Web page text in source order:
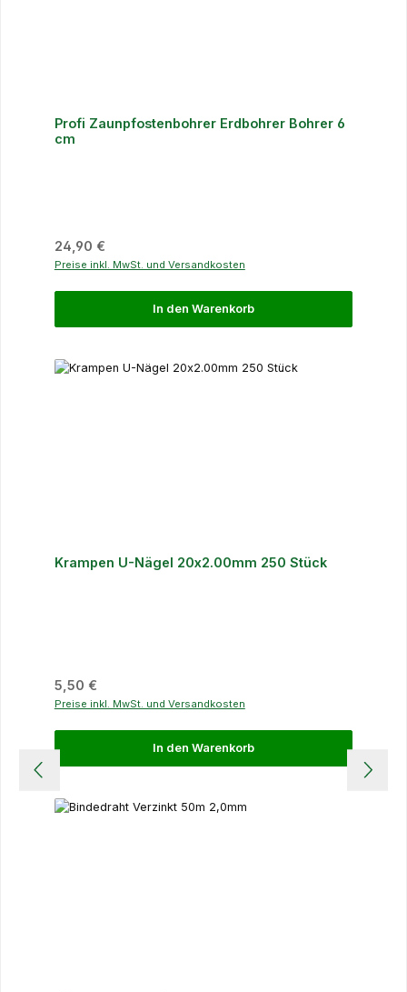
Profi Zaunpfostenbohrer Erdbohrer Bohrer 6
cm
Regulärer Preis:
24,90 €
Preise inkl. MwSt. und Versandkosten
In den Warenkorb
Krampen U-Nägel 20x2.00mm 250 Stück
Regulärer Preis:
5,50 €
Preise inkl. MwSt. und Versandkosten
In den Warenkorb